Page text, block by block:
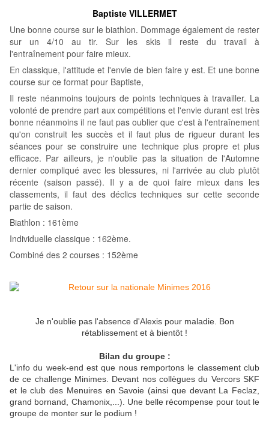
Baptiste VILLERMET
Une bonne course sur le biathlon. Dommage également de rester
sur un 4/10 au tir. Sur les skis il reste du travail à
l'entraînement pour faire mieux.
En classique, l'attitude et l'envie de bien faire y est. Et une bonne
course sur ce format pour Baptiste,
Il reste néanmoins toujours de points techniques à travailler. La
volonté de prendre part aux compétitions et l'envie durant est très
bonne néanmoins il ne faut pas oublier que c'est à l'entraînement
qu'on construit les succès et il faut plus de rigueur durant les
séances pour se construire une technique plus propre et plus
efficace. Par ailleurs, je n'oublie pas la situation de l'Automne
dernier compliqué avec les blessures, ni l'arrivée au club plutôt
récente (saison passé). Il y a de quoi faire mieux dans les
classements, il faut des déclics techniques sur cette seconde
partie de saison.
Biathlon : 161ème
Individuelle classique : 162ème.
Combiné des 2 courses : 152ème
Je n'oublie pas l'absence d'Alexis pour maladie. Bon
rétablissement et à bientôt !
Bilan du groupe :
L'info du week-end est que nous remportons le classement club
de ce challenge Minimes. Devant nos collègues du Vercors SKF
et le club des Menuires en Savoie (ainsi que devant La Feclaz,
grand bornand, Chamonix,...). Une belle récompense pour tout le
groupe de monter sur le podium !